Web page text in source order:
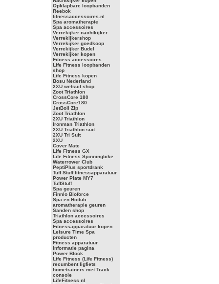
Opklapbare loopbanden
Reebok
fitnessaccessoires.nl
Spa aromatherapie
Spa accessoires
Verrekijker nachtkijker
Verrekijkershop
Verrekijker goedkoop
Verrekijker Budel
Verrekijker kopen
Fitness accessoires
Life Fitness loopbanden
shop
Life Fitness kopen
Bosu Nederland
2XU wetsuit shop
Zoot Triathlon
CrossCore 180
CrossCore180
JetBoil Zip
Zoot Triathlon
2XU Triathlon
Ironman Triathlon
2XU Triathlon suit
2XU Tri Suit
2XU
Cover Mate
Life Fitness GX
Life Fitness Spinningbike
Waterrower Club
PeptiPlus sportdrank
Tuff Stuff fitnessapparatuur
Power Plate MY7
TuffStuff
Spa geuren
Finnlo Bioforce
Spa en Hottub
aromatherapie geuren
Sanden shop
Triathlon accessoires
Spa accessoires
Fitnessapparatuur kopen
Leisure Time Spa
producten
Fitness apparatuur
informatie pagina
Power Block
Life Fitness (Life Fitness)
recumbent ligfiets
hometrainers met Track
console
LifeFitness nl